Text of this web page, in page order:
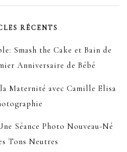
RÉCENTS
Smash the Cake et Bain de
Anniversaire de Bébé
Maternité avec Camille Elisa
Séance Photo Nouveau-Né
Tons Neutres